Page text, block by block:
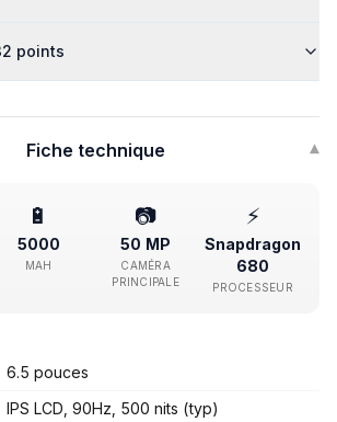
points
Fiche technique ▾
🔋
5000
MAH
📷
50 MP
CAMÉRA
PRINCIPALE
⚡
Snapdragon
680
PROCESSEUR
6.5 pouces
IPS LCD, 90Hz, 500 nits (typ)